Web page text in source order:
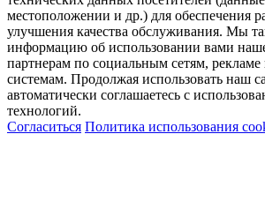
местоположении и др.) для обеспечения
улучшения качества обслуживания. Мы
информацию об использовании вами
партнерам по социальным сетям,
системам. Продолжая использовать наш
автоматически соглашаетесь с
технологий.
Согласиться Политика использования